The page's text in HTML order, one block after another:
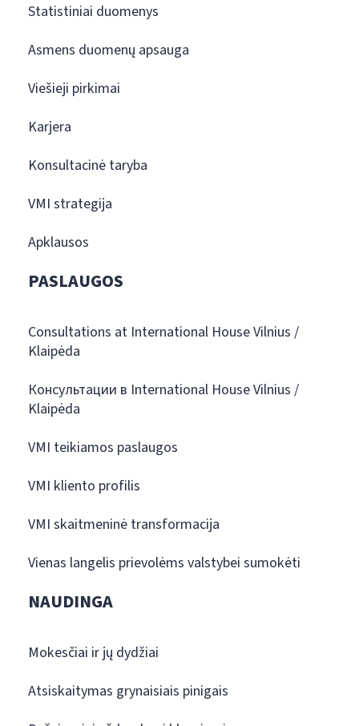
Statistiniai duomenys
Asmens duomenų apsauga
Viešieji pirkimai
Karjera
Konsultacinė taryba
VMI strategija
Apklausos
PASLAUGOS
Consultations at International House Vilnius /
Klaipėda
Консультации в International House Vilnius /
Klaipėda
VMI teikiamos paslaugos
VMI kliento profilis
VMI skaitmeninė transformacija
Vienas langelis prievolėms valstybei sumokėti
NAUDINGA
Mokesčiai ir jų dydžiai
Atsiskaitymas grynaisiais pinigais